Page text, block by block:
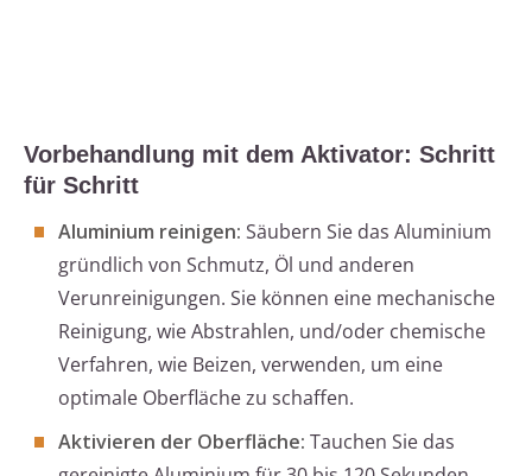
Vorbehandlung mit dem Aktivator: Schritt
für Schritt
Aluminium reinigen: Säubern Sie das Aluminium
gründlich von Schmutz, Öl und anderen
Verunreinigungen. Sie können eine mechanische
Reinigung, wie Abstrahlen, und/oder chemische
Verfahren, wie Beizen, verwenden, um eine
optimale Oberfläche zu schaffen.
Aktivieren der Oberfläche: Tauchen Sie das